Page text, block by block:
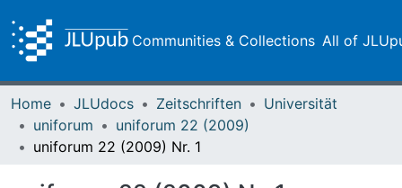
Communities & Collections All of
Home JLUdocs Zeitschriften
Universität
uniforum
uniforum 22 (2009)
uniforum 22 (2009) Nr. 1